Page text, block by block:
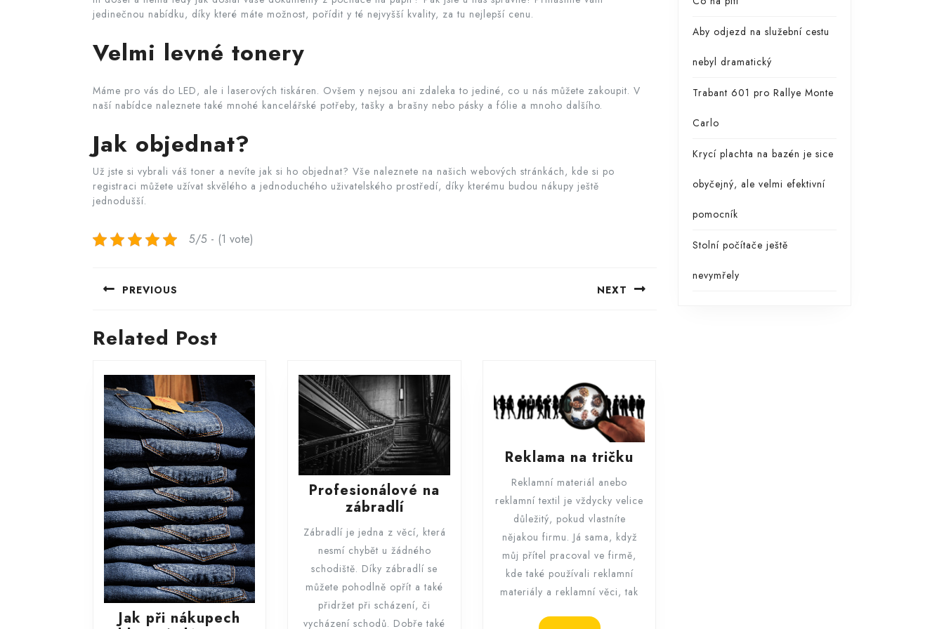
jedinečnou nabídku, díky které máte možnost, pořídit y té nejvyšší kvality, za tu nejlepší cenu.
Velmi levné tonery
Máme pro vás do LED, ale i laserových tiskáren. Ovšem y nejsou ani zdaleka to jediné, co u nás můžete zakoupit. V
naší nabídce naleznete také mnohé kancelářské potřeby, tašky a brašny nebo pásky a fólie a mnoho dalšího.
Jak objednat?
Už jste si vybrali váštoner a nevíte jak si ho objednat? Vše naleznete na našich webových stránkách, kde si po
registraci můžete užívat skvělého a jednoduchého uživatelského prostředí, díky kterému budou nákupy ještě
jednodušší.
5/5 - (1 vote)
pro
příspěvek
PREVIOUS
post:
NEXT
Related Post
Jak při nákupech
Profesionálové na
zábradlíProfesionálové
na
zábradlí
Zábradlí je jedna z věcí, která
nesmí chybět u žádného
schodiště. Díky zábradlí se
můžete pohodlně opřít a také
přidržet při scházení, či
vycházení schodů. Dobře také
Reklama na tričku
Reklamní materiál anebo
reklamní textil je vždycky velice
důležitý, pokud vlastníte
nějakou firmu. Já sama, když
můj přítel pracoval ve firmě,
kde také používali reklamní
materiály a reklamní věci, tak
Aby odjezd na služební cestu
nebyl dramatický
Trabant 601 pro Rallye Monte
Carlo
Krycí plachta na bazén je sice
obyčejný, ale velmi efektivní
pomocník
Stolní počítače ještě
nevymřely